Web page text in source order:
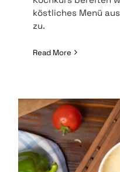
köstliches Menü
zu.
Read More